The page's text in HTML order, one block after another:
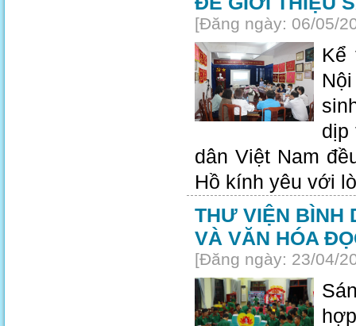
[Đăng ngày: 06/05/
Kể
dịp
dân Việt Nam
Hồ kính yêu với
THƯ VIỆN BÌNH
VÀ VĂN HÓA
[Đăng ngày: 23/04/